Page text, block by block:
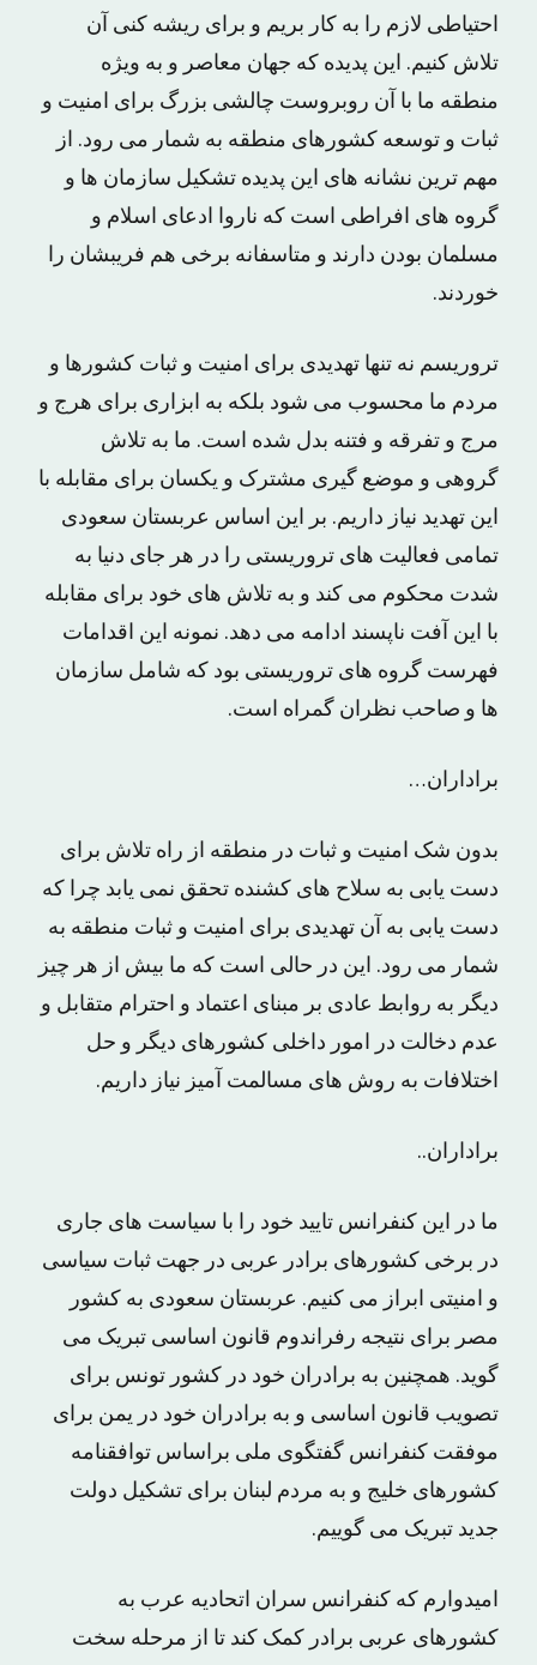
احتیاطی لازم را به کار بریم و برای ریشه کنی آن
تلاش کنیم. این پدیده که جهان معاصر و به ویژه
منطقه ما با آن روبروست چالشی بزرگ برای امنیت و
ثبات و توسعه کشورهای منطقه به شمار می رود. از
مهم ترین نشانه های این پدیده تشکیل سازمان ها و
گروه های افراطی است که ناروا ادعای اسلام و
مسلمان بودن دارند و متاسفانه برخی هم فریبشان را
خوردند.
تروریسم نه تنها تهدیدی برای امنیت و ثبات کشورها و
مردم ما محسوب می شود بلکه به ابزاری برای هرج و
مرج و تفرقه و فتنه بدل شده است. ما به تلاش
گروهی و موضع گیری مشترک و یکسان برای مقابله با
این تهدید نیاز داریم. بر این اساس عربستان سعودی
تمامی فعالیت های تروریستی را در هر جای دنیا به
شدت محکوم می کند و به تلاش های خود برای مقابله
با این آفت ناپسند ادامه می دهد. نمونه این اقدامات
فهرست گروه های تروریستی بود که شامل سازمان
ها و صاحب نظران گمراه است.
براداران…
بدون شک امنیت و ثبات در منطقه از راه تلاش برای
دست یابی به سلاح های کشنده تحقق نمی یابد چرا که
دست یابی به آن تهدیدی برای امنیت و ثبات منطقه به
شمار می رود. این در حالی است که ما بیش از هر چیز
دیگر به روابط عادی بر مبنای اعتماد و احترام متقابل و
عدم دخالت در امور داخلی کشورهای دیگر و حل
اختلافات به روش های مسالمت آمیز نیاز داریم.
براداران..
ما در این کنفرانس تایید خود را با سیاست های جاری
در برخی کشورهای برادر عربی در جهت ثبات سیاسی
و امنیتی ابراز می کنیم. عربستان سعودی به کشور
مصر برای نتیجه رفراندوم قانون اساسی تبریک می
گوید. همچنین به برادران خود در کشور تونس برای
تصویب قانون اساسی و به برادران خود در یمن برای
موفقت کنفرانس گفتگوی ملی براساس توافقنامه
کشورهای خلیج و به مردم لبنان برای تشکیل دولت
جدید تبریک می گوییم.
امیدوارم که کنفرانس سران اتحادیه عرب به
کشورهای عربی برادر کمک کند تا از مرحله سخت